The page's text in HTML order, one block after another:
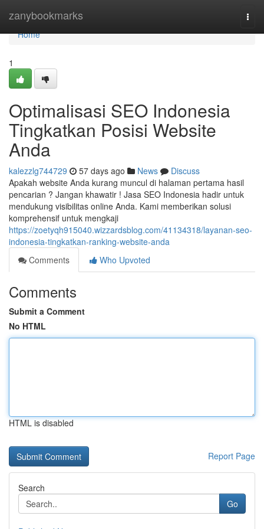
zanybookmarks
Home
Home
1
Optimalisasi SEO Indonesia
Tingkatkan Posisi Website
Anda
kalezzlg744729 57 days ago News
Discuss
Apakah website Anda kurang muncul di halaman pertama hasil
pencarian ? Jangan khawatir ! Jasa SEO Indonesia hadir untuk
mendukung visibilitas online Anda. Kami memberikan solusi
komprehensif untuk mengkaji
https://zoetyqh915040.wizzardsblog.com/41134318/layanan-seo-
indonesia-tingkatkan-ranking-website-anda
Comments
Who Upvoted
Comments
Submit a Comment
No HTML
HTML is disabled
Report Page
Search
Go